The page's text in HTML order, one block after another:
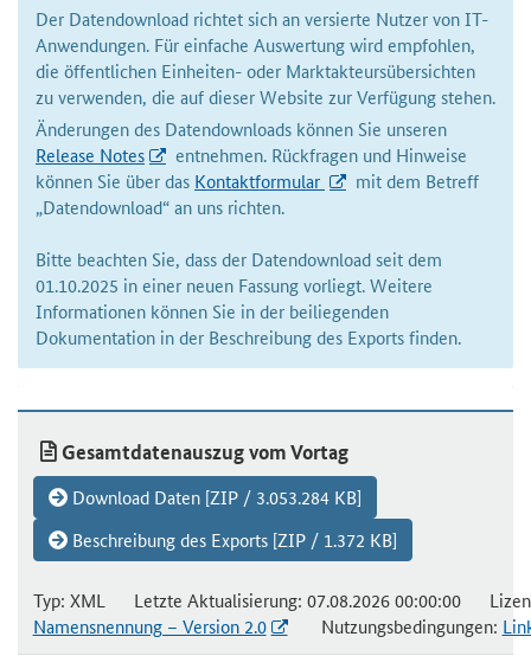
Der Datendownload richtet sich an versierte Nutzer von IT-
Anwendungen. Für einfache Auswertung wird empfohlen,
die öffentlichen Einheiten- oder Marktakteursübersichten
zu verwenden, die auf dieser Website zur Verfügung stehen.
Änderungen des Datendownloads können Sie unseren
Release Notes
entnehmen. Rückfragen und Hinweise
können Sie über das Kontaktformular
mit dem Betreff
„Datendownload“ an uns richten.
Bitte beachten Sie, dass der Datendownload seit dem
01.10.2025 in einer neuen Fassung vorliegt. Weitere
Informationen können Sie in der beiliegenden
Dokumentation in der Beschreibung des Exports finden.
Gesamtdatenauszug vom Vortag
Download Daten [ZIP / 3.053.284 KB]
Beschreibung des Exports [ZIP / 1.372 KB]
Typ: XML Letzte Aktualisierung: 07.08.2026 00:00:00
Namensnennung – Version 2.0
Nutzungsbedingungen: